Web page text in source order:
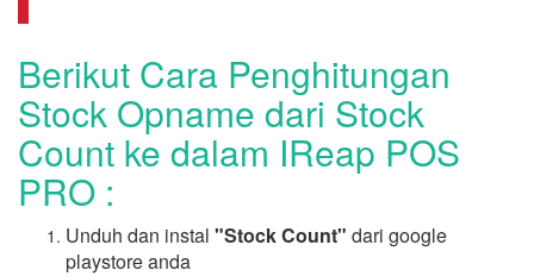
Berikut Cara Penghitungan
Stock Opname dari Stock
Count ke dalam IReap POS
PRO :
Unduh dan instal "Stock Count" dari google
playstore anda